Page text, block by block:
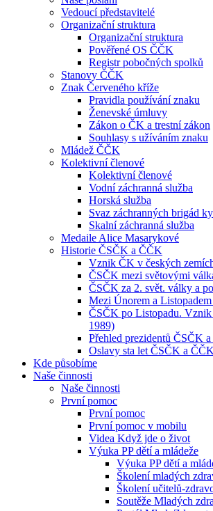
Vedoucí představitelé
Organizační struktura
Organizační struktura
Pověřené OS ČČK
Registr pobočných spolků
Stanovy ČČK
Znak Červeného kříže
Pravidla používání znaku
Ženevské úmluvy
Zákon o ČK a trestní zákon
Souhlasy s užíváním znaku
Mládež ČČK
Kolektivní členové
Kolektivní členové
Vodní záchranná služba
Horská služba
Svaz záchranných brigád
Skalní záchranná služba
Medaile Alice Masarykové
Historie ČSČK a ČČK
Vznik ČK v českých
ČSČK mezi světovými
ČSČK za 2. svět. války a
Mezi Únorem a
ČSČK po Listopadu.
1989)
Přehled prezidentů ČSČK
Oslavy sta let ČSČK a ČČK
Kde působíme
Naše činnosti
Naše činnosti
První pomoc
První pomoc
První pomoc v mobilu
Videa Když jde o život
Výuka PP dětí a mládeže
Výuka PP dětí a
Školení mladých
Školení učitelů-
Soutěže Mladých